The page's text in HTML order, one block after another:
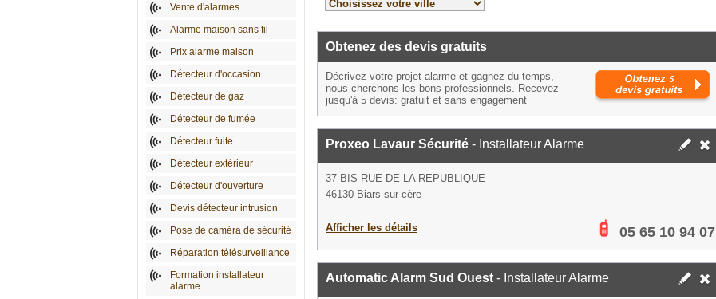
Vente d'alarmes
Alarme maison sans fil
Prix alarme maison
Détecteur d'occasion
Détecteur de gaz
Détecteur de fumée
Détecteur fuite
Détecteur extérieur
Détecteur d'ouverture
Devis détecteur intrusion
Pose de caméra de sécurité
Réparation télésurveillance
Formation installateur
alarme
Obtenez des devis gratuits
Décrivez votre projet alarme et gagnez du temps,
nous cherchons les bons professionnels. Recevez
jusqu'à 5 devis: gratuit et sans engagement
Proxeo Lavaur Sécurité - Installateur Alarme
37 BIS RUE DE LA REPUBLIQUE
46130 Biars-sur-cère
Afficher les détails 05 65 10 94 07
Automatic Alarm Sud Ouest - Installateur Alarme